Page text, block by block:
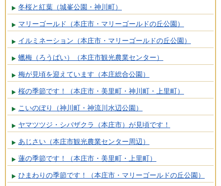
冬桜と紅葉（城峯公園・神川町）
マリーゴールド（本庄市・マリーゴールドの丘公園）
イルミネーション（本庄市・マリーゴールドの丘公園）
蠟梅（ろうばい）（本庄市観光農業センター）
梅が見頃を迎えています（本庄総合公園）
桜の季節です！（本庄市・美里町・神川町・上里町）
こいのぼり（神川町・神流川水辺公園）
ヤマツツジ・シバザクラ（本庄市）が見頃です！
あじさい（本庄市観光農業センター周辺）
蓮の季節です！（本庄市・美里町・上里町）
ひまわりの季節です！（本庄市・マリーゴールドの丘公園）